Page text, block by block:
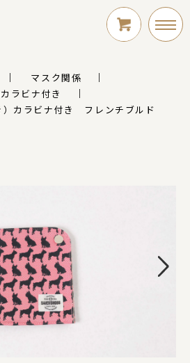
LOGIN
マスク関係
ラビナ付き
）カラビナ付き フレンチブルド